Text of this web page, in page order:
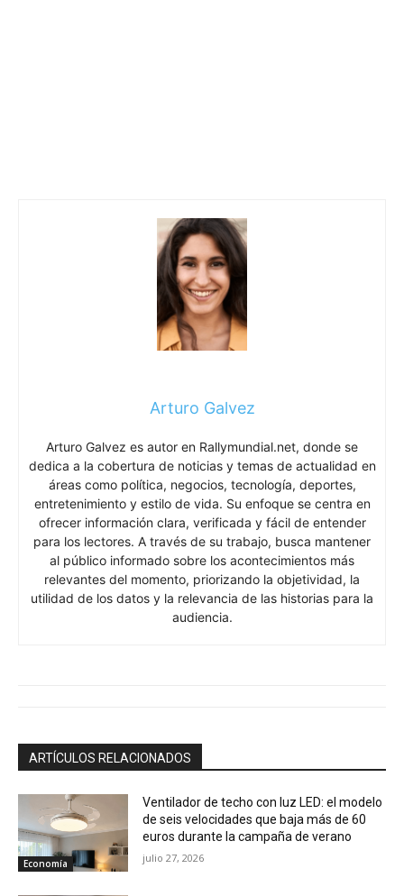
Arturo Galvez
Arturo Galvez es autor en Rallymundial.net, donde se
dedica a la cobertura de noticias y temas de actualidad en
áreas como política, negocios, tecnología, deportes,
entretenimiento y estilo de vida. Su enfoque se centra en
ofrecer información clara, verificada y fácil de entender
para los lectores. A través de su trabajo, busca mantener
al público informado sobre los acontecimientos más
relevantes del momento, priorizando la objetividad, la
utilidad de los datos y la relevancia de las historias para la
audiencia.
ARTÍCULOS RELACIONADOS
Economía
Ventilador de techo con luz LED: el modelo
de seis velocidades que baja más de 60
euros durante la campaña de verano
julio 27, 2026